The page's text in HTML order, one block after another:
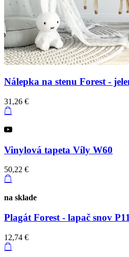
Nálepka na stenu Forest -
31,26 €
Vinylová tapeta Víly W60
50,22 €
na sklade
Plagát Forest - lapač snov
12,74 €